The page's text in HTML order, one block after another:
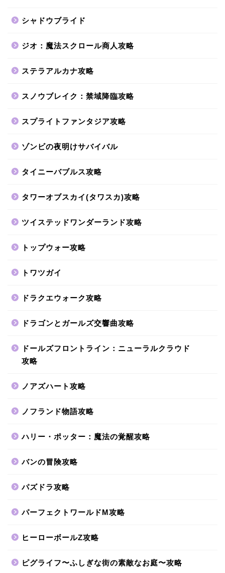
シャドウブライド
ジオ：魔法スクロール商人攻略
ステラアルカナ攻略
スノウブレイク：禁域降臨攻略
スプライトファンタジア攻略
ゾンビの夜明けサバイバル
タイニーバブルス攻略
タワーオブスカイ(タワスカ)攻略
ツイステッドワンダーランド攻略
トップウォー攻略
トワツガイ
ドラクエウォーク攻略
ドラゴンとガールズ交響曲攻略
ドールズフロントライン：ニューラルクラウド
攻略
ノアズハート攻略
ノフランド物語攻略
ハリー・ポッター：魔法の覚醒攻略
バンの冒険攻略
パズドラ攻略
パーフェクトワールドM攻略
ヒーローボールZ攻略
ピグライフ〜ふしぎな街の素敵なお庭〜攻略